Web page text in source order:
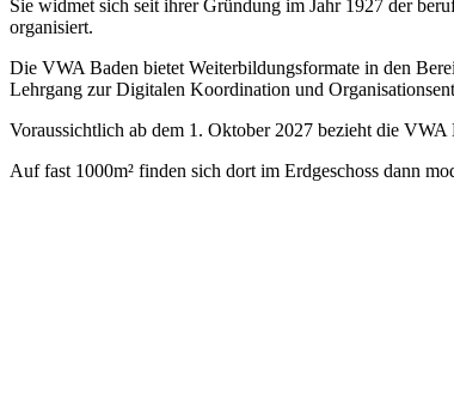
Sie widmet sich seit ihrer Gründung im Jahr 1927 der
organisiert.
Die VWA Baden bietet Weiterbildungsformate in den
Lehrgang zur Digitalen Koordination und
Voraussichtlich ab dem 1. Oktober 2027 bezieht die
Auf fast 1000m² finden sich dort im Erdgeschoss dann